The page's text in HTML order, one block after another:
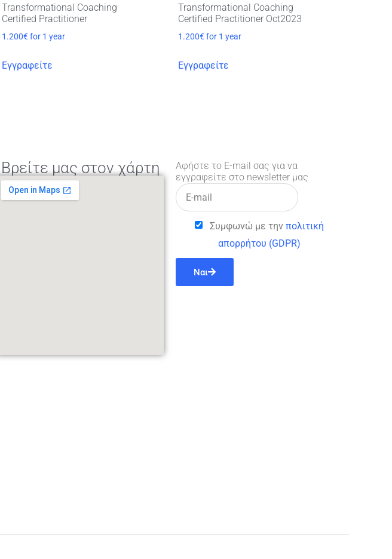
Transformational Coaching
Certified Practitioner
1.200€ for 1 year
Εγγραφείτε
Transformational Coaching
Certified Practitioner Oct2023
1.200€for 1 year
Εγγραφείτε
Βρείτε μας στον χάρτη
Αφήστε το E-mail σας για να
εγγραφείτε στο newsletter μας
Συμφωνώ με την πολιτική
απορρήτου (GDPR)
Ναι